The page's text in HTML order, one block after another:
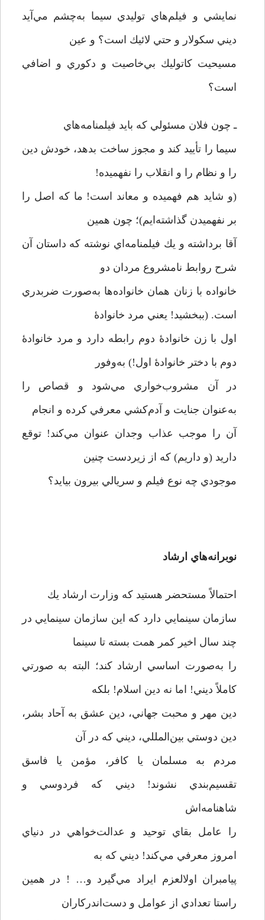
نمايشي و فيلم‌هاي توليدي سيما به‌چشم مي‌آيد
ديني سكولار و حتي لائيك است؟ و عين
مسيحيت كاتوليك بي‌خاصيت و دكوري و اضافي
است؟
ـ چون فلان مسئولي كه بايد فيلمنامه‌هاي
سيما را تأييد كند و مجوز ساخت بدهد، خودش دين
را و نظام را و انقلاب را نفهميده!
(و شايد هم فهميده و معاند است! ما كه اصل را
بر نفهميدن گذاشته‌ايم)؛ چون همين
آقا برداشته و يك فيلمنامه‌اي نوشته كه داستان آن
شرح روابط نامشروع مردان دو
خانواده با زنان همان خانواده‌ها به‌صورت ضربدري
است. (ببخشيد! يعني مرد خانوادۀ
اول با زن خانوادۀ دوم رابطه دارد و مرد خانوادۀ
دوم با دختر خانوادۀ اول!) به‌وفور
در آن مشروب‌خواري مي‌شود و قصاص را
به‌عنوان جنايت و آدم‌كشي معرفي كرده و انجام
آن را موجب عذاب وجدان عنوان مي‌كند! توقع
داريد (و داريم) كه از زيردست چنين
موجودي چه نوع فيلم و سريالي بيرون بيايد؟
نوبرانه‌هاي ارشاد
احتمالاً مستحضر هستيد كه وزارت ارشاد يك
سازمان سينمايي دارد كه اين سازمان سينمايي در
چند سال اخير كمر همت بسته تا سينما
را به‌صورت اساسي ارشاد كند؛ البته به صورتي
كاملاً ديني! اما نه دين اسلام! بلكه
دين مهر و محبت جهاني، دين عشق به آحاد بشر،
دين دوستي بين‌المللي، ديني كه در آن
مردم به مسلمان يا كافر، مؤمن يا فاسق
تقسيم‌بندي نشوند! ديني كه فردوسي و
شاهنامه‌اش
را عامل بقاي توحيد و عدالت‌خواهي در دنياي
امروز معرفي مي‌كند! ديني كه به
پيامبران اولالعزم ايراد مي‌گيرد و… ! در همين
راستا تعدادي از عوامل و دست‌اندركاران